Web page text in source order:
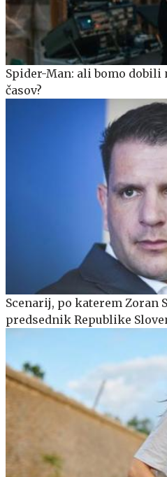
Spider-Man: ali bomo
časov?
Scenarij, po katerem Zoran
predsednik Republike